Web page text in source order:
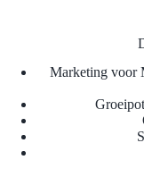
Marketing voor